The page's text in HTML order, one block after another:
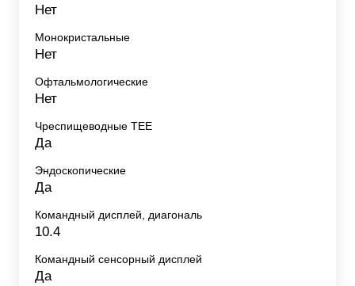
Нет
Монокристальные
Нет
Офтальмологические
Нет
Чреспищеводные TEE
Да
Эндоскопические
Да
Командный дисплей, диагональ
10.4
Командный сенсорный дисплей
Да